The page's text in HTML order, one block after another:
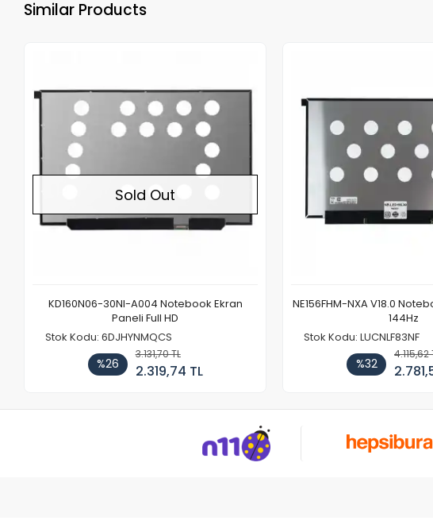
Similar Products
Sold Out
KD160N06-30NI-A004 Notebook Ekran
Paneli Full HD
Stok Kodu: 6DJHYNMQCS
%26
3.131,70 TL
2.319,74 TL
NE156FHM-NXA V18.0
144Hz
Stok Kodu: LUCNLF83NF
%32
4.115,62